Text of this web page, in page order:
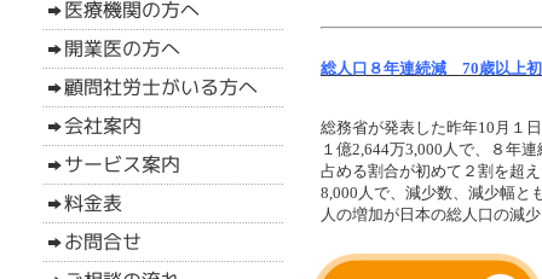
総人口８年連続減 70歳以上
総務省が発表した昨年10月１
１億2,644万3,000人で、８年
占める割合が初めて２割を超
8,000人で、減少数、減少幅と
人の増加が日本の総人口の減